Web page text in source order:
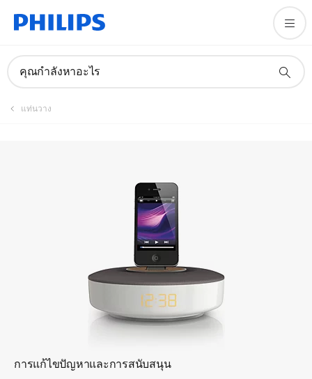
คุณกำลังหาอะไร
แท่นวาง
การแก้ไขปัญหาและการสนับสนุน
คู่มือและเอกสาร